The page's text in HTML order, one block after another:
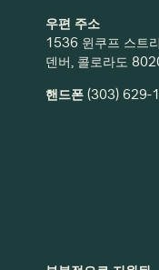
우편 주소
1536 윈쿠프 스트
덴버, 콜로라도
핸드폰 (303) 629-